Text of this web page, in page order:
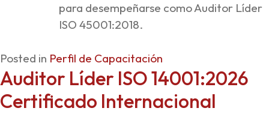
para desempeñarse como Auditor Líder
ISO 45001:2018.
Posted in Perfil de Capacitación
Auditor Líder ISO 14001:2026
Certificado Internacional